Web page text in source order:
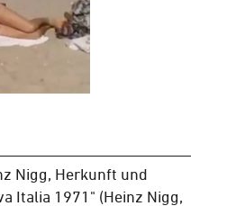
Nigg, Herkunft und
Italia 1971" (Heinz Nigg,